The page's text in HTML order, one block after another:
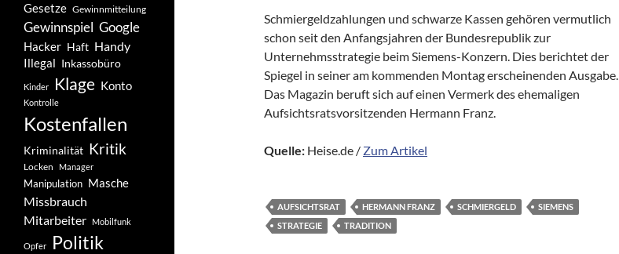
Schmiergeldzahlungen und schwarze Kassen gehören vermutlich
schon seit den Anfangsjahren der Bundesrepublik zur
Unternehmsstrategie beim Siemens-Konzern. Dies berichtet der
Spiegel in seiner am kommenden Montag erscheinenden Ausgabe.
Das Magazin beruft sich auf einen Vermerk des ehemaligen
Aufsichtsratsvorsitzenden Hermann Franz.
Quelle: Heise.de / Zum Artikel
AUFSICHTSRAT HERMANN FRANZ SCHMIERGELD
SIEMENS
STRATEGIE
TRADITION
Gesetze Gewinnmitteilung
Gewinnspiel Google
Hacker Haft Handy
Illegal Inkassobüro
Kinder Klage Konto
Kontrolle
Kostenfallen
Kriminalität Kritik
Locken Manager
Manipulation Masche
Missbrauch
Mitarbeiter
Mobilfunk
Opfer Politik